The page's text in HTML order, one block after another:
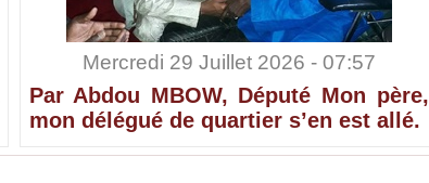
Mercredi 29 Juillet 2026 - 07:57
Par Abdou MBOW, Député Mon père,
mon délégué de quartier s’en est allé.